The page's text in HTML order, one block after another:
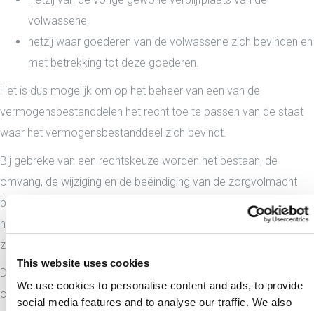
This website uses cookies
We use cookies to personalise content and ads, to provide
social media features and to analyse our traffic. We also
volwassene,
hetzij waar goederen van de volwassene zich bevinden en
met betrekking tot deze goederen.
Het is dus mogelijk om op het beheer van een van de
vermogensbestanddelen het recht toe te passen van de staat
waar het vermogensbestanddeel zich bevindt.
Bij gebreke van een rechtskeuze worden het bestaan, de
omvang, de wijziging en de beëindiging van de zorgvolmacht
beheerst door het recht van de staat waar de volwassene op
het tijdstip van de overeenkomst of eenzijdige rechtshandeling
zijn gewone verblijfplaats heeft.
Dit betekent dat indien in België een zorgvolmacht wordt
opgesteld door een Italiaan die in België verblijft en waarin deze